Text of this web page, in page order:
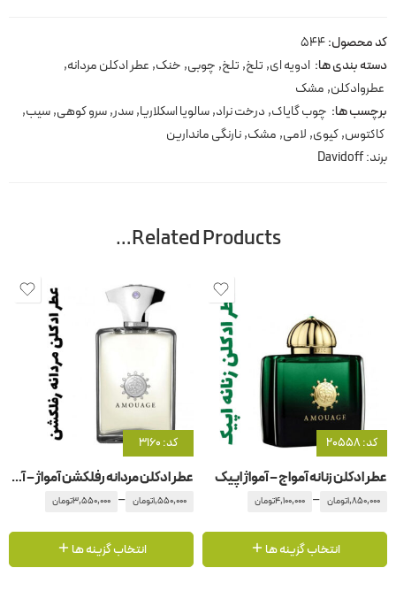
کد محصول:544
دسته بندی ها: ادویه ای, تلخ, تلخ, چوبی, خنک, عطر ادکلن مردانه,
عطروادکلن, مشک
برچسب ها: چوب گایاک, درخت نراد,سالویا اسکلاریا,سدر,سرو کوهی,سیب,
کاکتوس,کیوی, لامی, مشک,نارنگی ماندارین
برند:Davidoff
Related Products…
کد: 20558
عطر ادکلن زنانه آمواج – آمواژ اپیک
1,850,000تومان –
4,100,000تومان
انتخاب گزینه ها
کد: 3160
عطر ادکلن مردانه رفلکشن آمواژ – آمواج رفلکشن مردانه
1,550,000تومان –
3,550,000تومان
انتخاب گزینه ها